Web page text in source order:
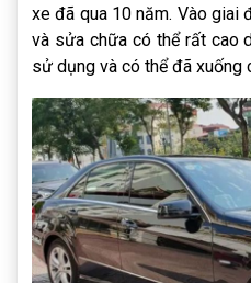
xe đã qua 10 năm. Vào giai
và sửa chữa có thể rất cao
sử dụng và có thể đã xuống